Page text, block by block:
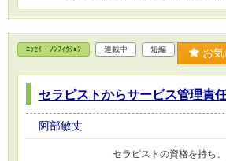
ｴｯｾｲ・ﾉﾝﾌｨｸｼｮﾝ 連載中 短編 お
セラピストからサービス管理責
阿部敏丈
セラピストの資格を持ち